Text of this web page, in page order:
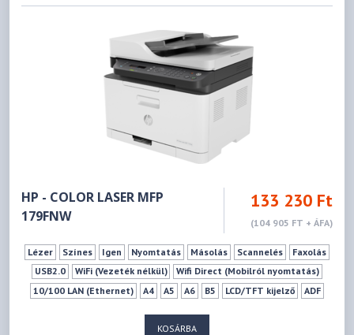
HP - COLOR LASER MFP
179FNW
133 230 Ft
(104 905 FT + ÁFA)
Lézer Színes Igen Nyomtatás Másolás Scannelés
Faxolás
USB2.0
WiFi (Vezeték nélkül)
Wifi Direct (Mobilról nyomtatás)
10/100 LAN (Ethernet)
A4 A5 A6 B5 LCD/TFT kijelző ADF
KOSÁRBA